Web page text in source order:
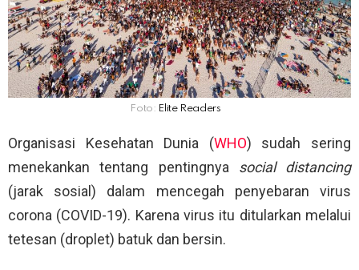
Foto: Elite Readers
Organisasi Kesehatan Dunia (WHO) sudah sering
menekankan tentang pentingnya social distancing
(jarak sosial) dalam mencegah penyebaran virus
corona (COVID-19). Karena virus itu ditularkan melalui
tetesan (droplet) batuk dan bersin.